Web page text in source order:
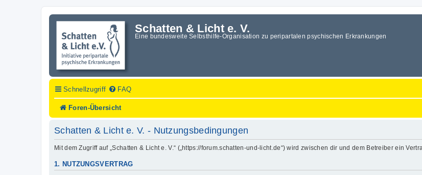
Schatten & Licht e. V.
Eine bundesweite Selbsthilfe-Organisation zu peripartalen psychischen Erkrankungen
Schnellzugriff FAQ
Foren-Übersicht
Schatten & Licht e. V. - Nutzungsbedingungen
Mit dem Zugriff auf „Schatten & Licht e. V.“ („https://forum.schatten-und-licht.de“) wird zwischen dir und dem Betreiber ein
1. NUTZUNGSVERTRAG